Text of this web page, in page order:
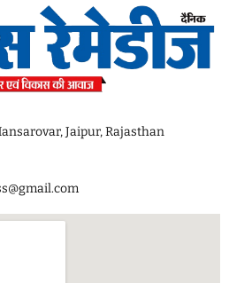
Jaipur, Rajasthan